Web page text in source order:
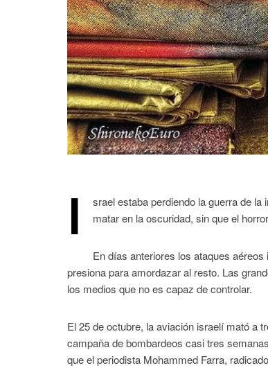
I
srael estaba perdiendo la guerra de
matar en la oscuridad, sin que el
En días anteriores los ataques
presiona para amordazar al resto. Las
los medios que no es capaz de controlar.
El 25 de octubre, la aviación israelí mató a
campaña de bombardeos casi tres
que el periodista Mohammed Farra,